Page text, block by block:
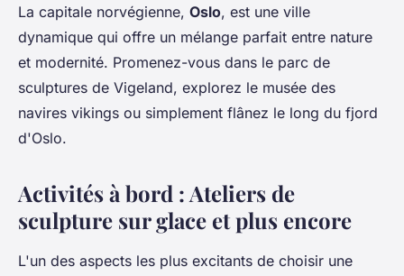
La capitale norvégienne, Oslo, est une ville
dynamique qui offre un mélange parfait entre nature
et modernité. Promenez-vous dans le parc de
sculptures de Vigeland, explorez le musée des
navires vikings ou simplement flânez le long du fjord
d'Oslo.
Activités à bord : Ateliers de
sculpture sur glace et plus encore
L'un des aspects les plus excitants de choisir une